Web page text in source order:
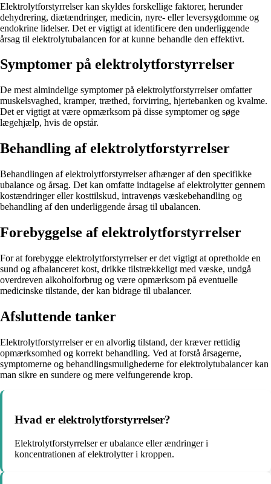
Elektrolytforstyrrelser kan skyldes forskellige faktorer, herunder
dehydrering, diætændringer, medicin, nyre- eller leversygdomme og
endokrine lidelser. Det er vigtigt at identificere den underliggende
årsag til elektrolytubalancen for at kunne behandle den effektivt.
Symptomer på elektrolytforstyrrelser
De mest almindelige symptomer på elektrolytforstyrrelser omfatter
muskelsvaghed, kramper, træthed, forvirring, hjertebanken og kvalme.
Det er vigtigt at være opmærksom på disse symptomer og søge
lægehjælp, hvis de opstår.
Behandling af elektrolytforstyrrelser
Behandlingen af elektrolytforstyrrelser afhænger af den specifikke
ubalance og årsag. Det kan omfatte indtagelse af elektrolytter gennem
kostændringer eller kosttilskud, intravenøs væskebehandling og
behandling af den underliggende årsag til ubalancen.
Forebyggelse af elektrolytforstyrrelser
For at forebygge elektrolytforstyrrelser er det vigtigt at opretholde en
sund og afbalanceret kost, drikke tilstrækkeligt med væske, undgå
overdreven alkoholforbrug og være opmærksom på eventuelle
medicinske tilstande, der kan bidrage til ubalancer.
Afsluttende tanker
Elektrolytforstyrrelser er en alvorlig tilstand, der kræver rettidig
opmærksomhed og korrekt behandling. Ved at forstå årsagerne,
symptomerne og behandlingsmulighederne for elektrolytubalancer kan
man sikre en sundere og mere velfungerende krop.
Hvad er elektrolytforstyrrelser?
Elektrolytforstyrrelser er ubalance eller ændringer i
koncentrationen af elektrolytter i kroppen.